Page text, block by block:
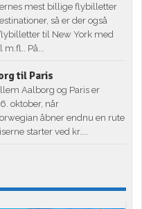
mest billige flybilletter
så er der også
til New York med
m.fl.. På...
til Paris
Aalborg og Paris er
oktober, når
åbner endnu en rute
starter ved kr....